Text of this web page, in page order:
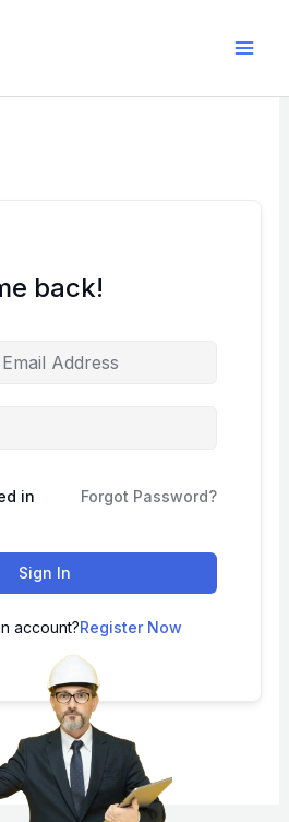
back!
in Forgot Password?
Sign In
account?Register Now